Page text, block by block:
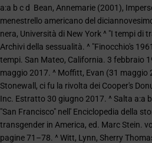
a:a b c d Bean, Annemarie (2001),
menestrello americano del
nera, Università di New York ^ "I tempi di
Archivi della sessualità. ^ "Finocchio's
tempi. San Mateo, California. 3 febbraio
maggio 2017. ^ Moffitt, Evan (31 maggio
Stonewall, ci fu la rivolta dei Cooper's
Inc. Estratto 30 giugno 2017. ^ Salta a:a
"San Francisco" nell' Enciclopedia della
transgender in America, ed. Marc Stein.
pagine 71–78. ^ Witt, Lynn, Sherry